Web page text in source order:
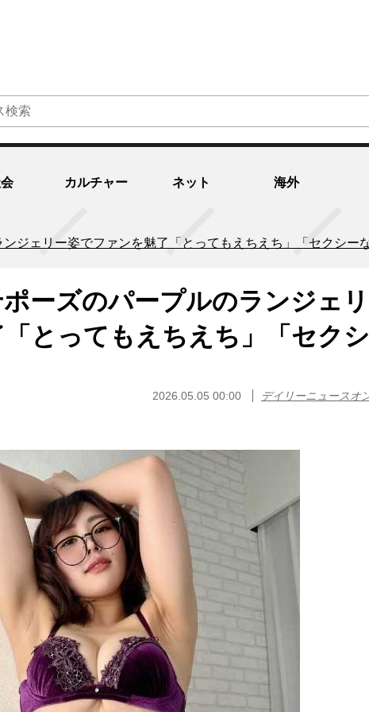
カルチャー ネット 海外
ジェリー姿でファンを魅了「とってもえちえち」「セクシー
ーズのパープルのランジェ
とってもえちえち」「セク
2026.05.05 00:00 デイリーニュースオ